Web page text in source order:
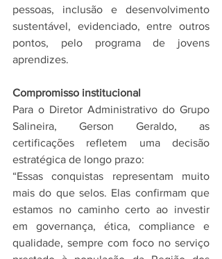
pessoas, inclusão e desenvolvimento
sustentável, evidenciado, entre outros
pontos, pelo programa de jovens
aprendizes.
Compromisso institucional
Para o Diretor Administrativo do Grupo
Salineira, Gerson Geraldo, as
certificações refletem uma decisão
estratégica de longo prazo:
“Essas conquistas representam muito
mais do que selos. Elas confirmam que
estamos no caminho certo ao investir
em governança, ética, compliance e
qualidade, sempre com foco no serviço